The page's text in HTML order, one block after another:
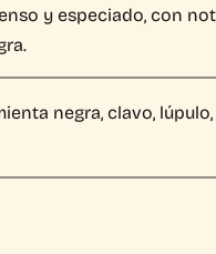
y especiado, con
negra, clavo,